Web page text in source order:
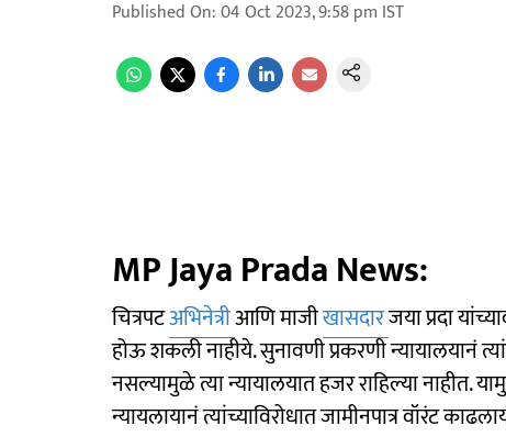
Published On:04 Oct 2023, 9:58 pm IST
MP Jaya Prada News:
चित्रपटअभिनेत्रीआणि माजीखासदारजया प्रदा
होऊ शकली नाहीये. सुनावणी प्रकरणी न्यायालयानं
नसल्यामुळे त्या न्यायालयात हजर राहिल्या नाहीत.
न्यायलायानं त्यांच्याविरोधात जामीनपात्र वॉरंट